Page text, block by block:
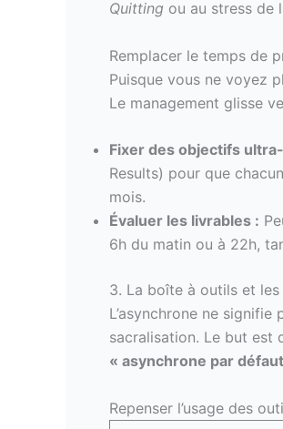
Quitting ou au stress de
Remplacer le temps de
Puisque vous ne voyez
Le management glisse
Fixer des objectifs
Results) pour que
mois.
Évaluer les livrables :
6h du matin ou à 22h,
3. La boîte à outils et les
L’asynchrone ne
sacralisation. Le but est
« asynchrone par
Repenser l’usage des